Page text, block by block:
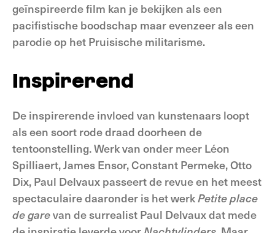
geïnspireerde film kan je bekijken als een
pacifistische boodschap maar evenzeer als een
parodie op het Pruisische militarisme.
Inspirerend
De inspirerende invloed van kunstenaars loopt
als een soort rode draad doorheen de
tentoonstelling. Werk van onder meer Léon
Spilliaert, James Ensor, Constant Permeke, Otto
Dix, Paul Delvaux passeert de revue en het meest
spectaculaire daaronder is het werkPetite place
de garevan de surrealist Paul Delvaux dat mede